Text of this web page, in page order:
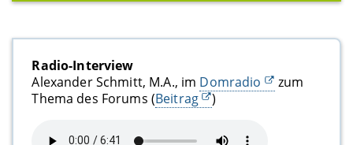
Radio-Interview
Alexander Schmitt, M.A., im Domradio
zum
Thema des Forums (Beitrag )